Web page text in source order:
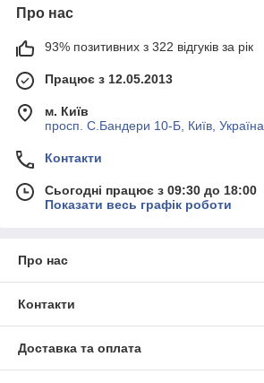
Про нас
93% позитивних з 322 відгуків за рік
Працює з 12.05.2013
м. Київ
просп. С.Бандери 10-Б, Київ, Україна
Контакти
Сьогодні працює з 09:30 до 18:00
Показати весь графік роботи
Про нас
Контакти
Доставка та оплата